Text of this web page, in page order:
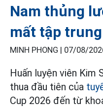
Nam thủng
mất tập trung
MINH PHONG | 07/08/
Huấn luyện viên Kim
thua đầu tiên của
Cup 2026 đến từ